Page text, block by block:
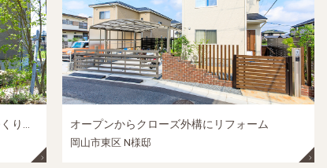
オープンからクローズ外構にリフォーム
岡山市東区 N様邸